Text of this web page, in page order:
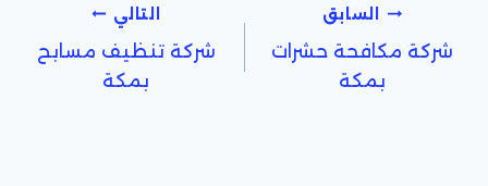
تصفّح
المقالات
السابق
شركة مكافحة حشرات
بمكة
التالي
شركة تنظيف مسابح
بمكة